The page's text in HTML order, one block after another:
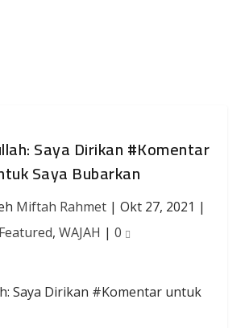
Saya Dirikan #Komentar
Saya Bubarkan
Miftah Rahmet | Okt 27, 2021 |
Featured, WAJAH | 0